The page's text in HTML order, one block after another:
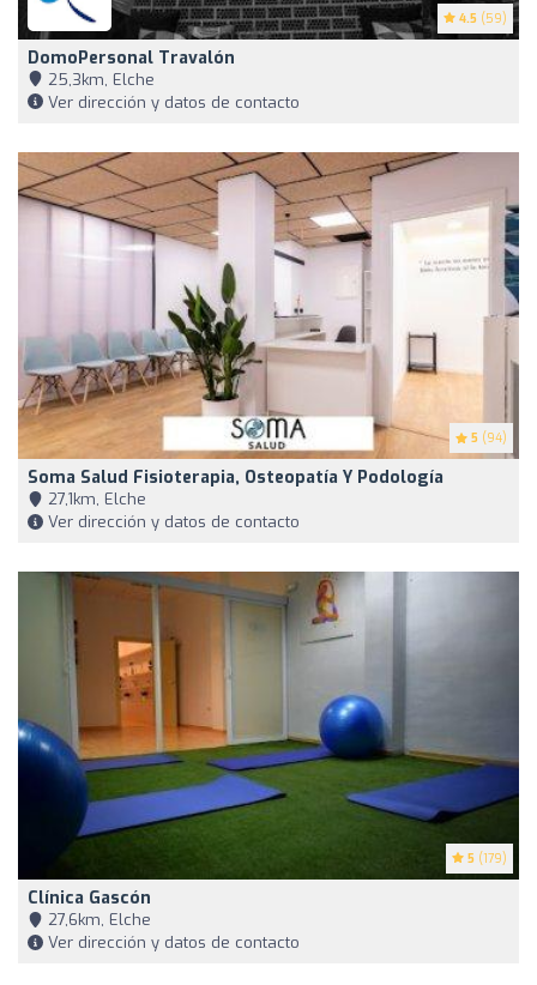
4.5 (59)
DomoPersonal Travalón
25,3km, Elche
Ver dirección y datos de contacto
5 (94)
Soma Salud Fisioterapia, Osteopatía Y Podología
27,1km, Elche
Ver dirección y datos de contacto
5 (179)
Clínica Gascón
27,6km, Elche
Ver dirección y datos de contacto